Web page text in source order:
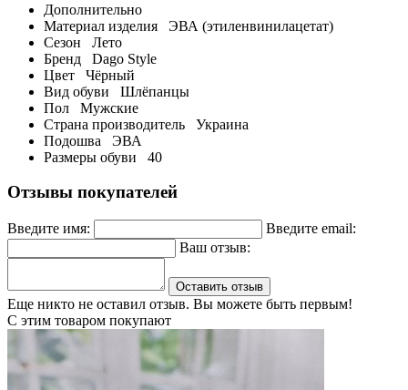
Дополнительно
Материал изделия
ЭВА (этиленвинилацетат)
Сезон
Лето
Бренд
Dago Style
Цвет
Чёрный
Вид обуви
Шлёпанцы
Пол
Мужские
Страна производитель
Украина
Подошва
ЭВА
Размеры обуви
40
Отзывы покупателей
Введите имя:
Введите email:
Ваш отзыв:
Оставить отзыв
Еще никто не оставил отзыв. Вы можете быть первым!
С этим товаром покупают